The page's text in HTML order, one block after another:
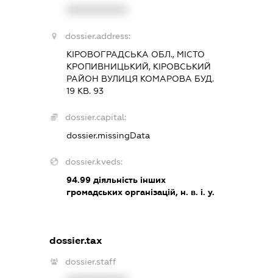
dossier.address:
КІРОВОГРАДСЬКА ОБЛ., МІСТО
КРОПИВНИЦЬКИЙ, КІРОВСЬКИЙ
РАЙОН ВУЛИЦЯ КОМАРОВА БУД.
19 КВ. 93
dossier.capital:
dossier.missingData
dossier.kveds:
94.99діяльність інших
громадських організацій, н. в. і. у.
dossier.tax
dossier.staff